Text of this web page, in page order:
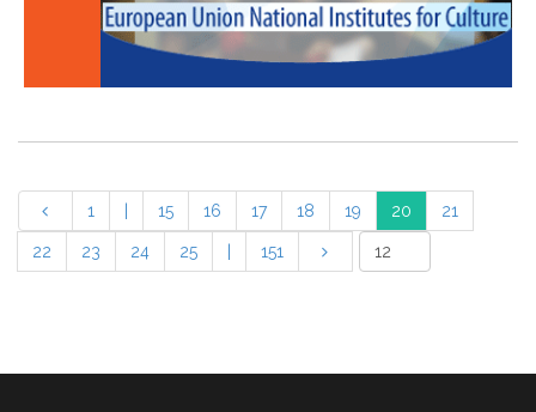
1 15 16 17 18 19 20 21
22 23 24 25 151